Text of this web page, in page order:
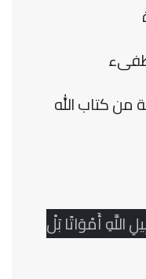
من كتاب الله
اللَّهِ أَمْوَاتًا بَلْ